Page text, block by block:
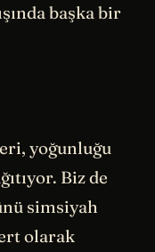
başka bir
yoğunluğu
Biz de
simsiyah
olarak